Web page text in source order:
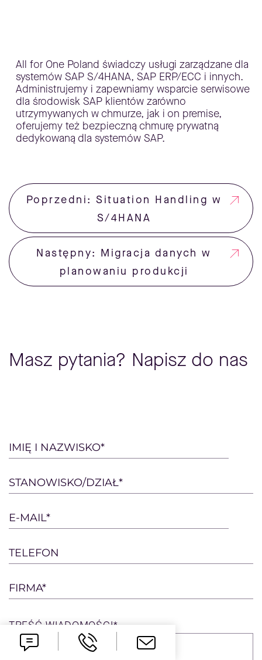
All for One Poland świadczy usługi zarządzane dla
systemów SAP S/4HANA, SAP ERP/ECC i innych.
Administrujemy i zapewniamy wsparcie serwisowe
dla środowisk SAP klientów zarówno
utrzymywanych w chmurze, jak i on premise,
oferujemy też bezpieczną chmurę prywatną
dedykowaną dla systemów SAP.
Poprzedni: Situation Handling w
S/4HANA
Następny: Migracja danych w
planowaniu produkcji
Masz pytania? Napisz do nas
Please
this
field
empty.
IMIĘ I NAZWISKO*
STANOWISKO/DZIAŁ*
E-MAIL*
TELEFON
FIRMA*
TREŚĆ WIADOMOŚCI*